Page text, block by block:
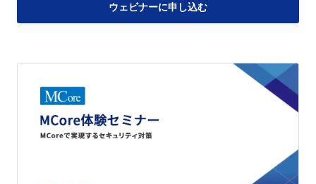
大
に
す！
ウェビナーに申し込む